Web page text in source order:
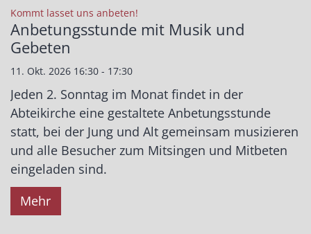
Kommt lasset uns anbeten!
Anbetungsstunde mit Musik und
Gebeten
11. Okt. 2026 16:30 - 17:30
Jeden 2. Sonntag im Monat findet in der
Abteikirche eine gestaltete Anbetungsstunde
statt, bei der Jung und Alt gemeinsam musizieren
und alle Besucher zum Mitsingen und Mitbeten
eingeladen sind.
Mehr